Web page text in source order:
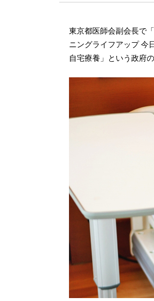
東京都医師会副会長で
ニングライフアップ 今
自宅療養」という政府